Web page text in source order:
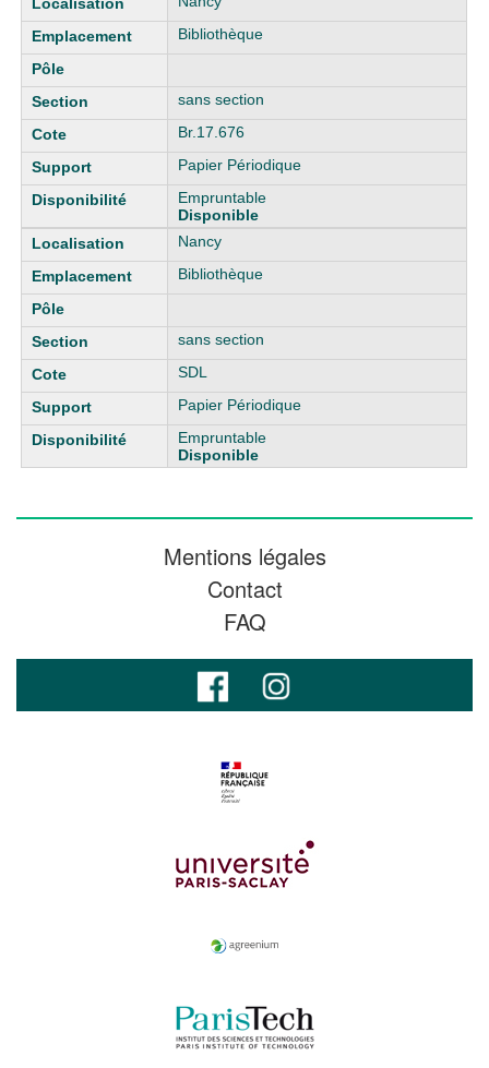
Bibliothèque
sans section
Br.17.676
Papier Périodique
Empruntable
Disponible
Nancy
Bibliothèque
sans section
SDL
Papier Périodique
Empruntable
Disponible
Mentions légales
Contact
FAQ